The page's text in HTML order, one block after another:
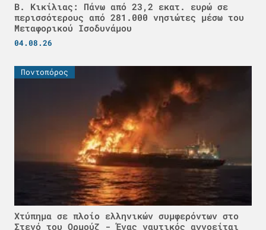
Β. Κικίλιας: Πάνω από 23,2 εκατ. ευρώ σε
περισσότερους από 281.000 νησιώτες μέσω του
Μεταφορικού Ισοδυνάμου
04.08.26
Ποντοπόρος
Χτύπημα σε πλοίο ελληνικών συμφερόντων στο
Στενό του Ορμούζ - Ένας ναυτικός αγνοείται